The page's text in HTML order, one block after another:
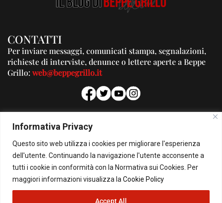
Informativa Privacy
Questo sito web utilizza i cookies per migliorare l'esperienza
dell'utente. Continuando la navigazione l'utente acconsente a
tutti i cookie in conformità con la Normativa sui Cookies. Per
maggiori informazioni visualizza la Cookie Policy
Accept All
CONTATTI
Per inviare messaggi, comunicati stampa, segnalazioni,
richieste di interviste, denunce o lettere aperte a Beppe
Grillo:web@beppegrillo.it
PUBBLICITA'
Per la tua pubblicità su questo Blog:
pubblicita@beppegrillo.it
© Copyright 2026 - Il Blog di Beppe Grillo. All Rights Reserved - Powered by